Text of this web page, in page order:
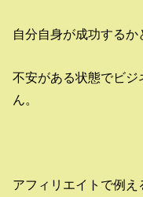
自分自身が成功するか
不安がある状態でビ
ん。
アフィリエイトで例え